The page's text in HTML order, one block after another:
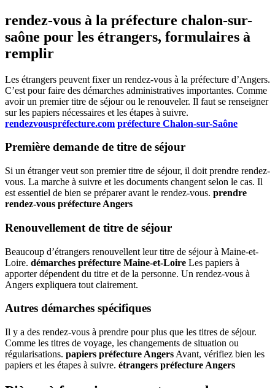
rendez-vous à la préfecture chalon-sur-
saône pour les étrangers, formulaires à
remplir
Les étrangers peuvent fixer un rendez-vous à la préfecture d’Angers.
C’est pour faire des démarches administratives importantes. Comme
avoir un premier titre de séjour ou le renouveler. Il faut se renseigner
sur les papiers nécessaires et les étapes à suivre.
rendezvouspréfecture.com préfecture Chalon-sur-Saône
Première demande de titre de séjour
Si un étranger veut son premier titre de séjour, il doit prendre rendez-
vous. La marche à suivre et les documents changent selon le cas. Il
est essentiel de bien se préparer avant le rendez-vous. prendre
rendez-vous préfecture Angers
Renouvellement de titre de séjour
Beaucoup d’étrangers renouvellent leur titre de séjour à Maine-et-
Loire. démarches préfecture Maine-et-Loire Les papiers à
apporter dépendent du titre et de la personne. Un rendez-vous à
Angers expliquera tout clairement.
Autres démarches spécifiques
Il y a des rendez-vous à prendre pour plus que les titres de séjour.
Comme les titres de voyage, les changements de situation ou
régularisations. papiers préfecture Angers Avant, vérifiez bien les
papiers et les étapes à suivre. étrangers préfecture Angers